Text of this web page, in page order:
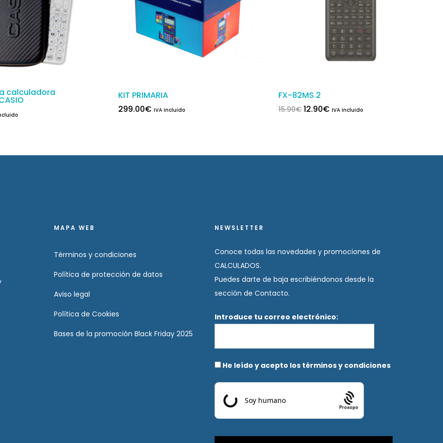
calculadora
KIT PRIMARIA
299.00€ IVA incluido
FX-82MS 2
15.90€ El precio original era: 15.90€.
12.90€El precio actual es: 12.90€.
IVA incluido
MAPA WEB
Términos y condiciones
Política de protección de datos
Aviso legal
Política de Cookies
Bases de la promoción Black Friday 2025
NEWSLETTER
Conoce todas las novedades y promociones de
CALCULADOS.
Puedes darte de baja escribiéndonos desde la
sección de Contacto.
Introduce tu correo electrónico:
He leído y acepto los términos y condiciones
Prosopo